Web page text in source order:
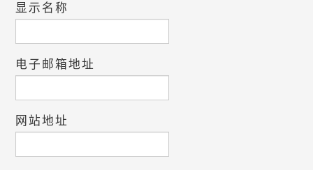
显示名称
电子邮箱地址
网站地址